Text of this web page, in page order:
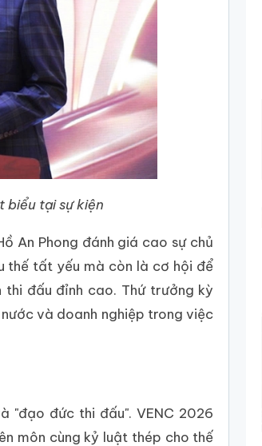
biểu tại sự kiện
An Phong đánh giá cao sự chủ
thế tất yếu mà còn là cơ hội để
đấu đỉnh cao. Thứ trưởng kỳ
và doanh nghiệp trong việc
"đạo đức thi đấu". VENC 2026
môn cùng kỷ luật thép cho thế